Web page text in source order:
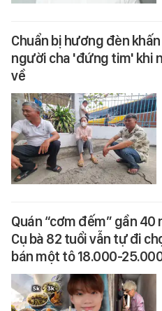
Chuẩn bị hương đèn
người cha 'đứng tim' khi
về
Quán “cơm đếm” gần 40
Cụ bà 82 tuổi vẫn tự đi
bán một tô 18.000-